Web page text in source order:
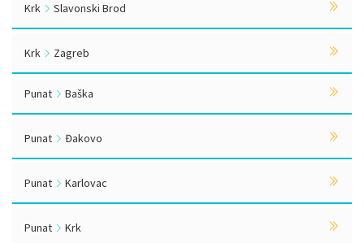
Krk Slavonski Brod
Krk Zagreb
Punat Baška
Punat Đakovo
Punat Karlovac
Punat Krk